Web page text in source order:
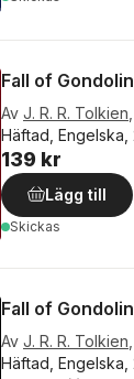
Fall of Gondolin
Av J. R. R. Tolkien
Häftad, Engelska,
139 kr
Lägg till
Skickas
Fall of Gondolin
Av J. R. R. Tolkien
Häftad, Engelska,